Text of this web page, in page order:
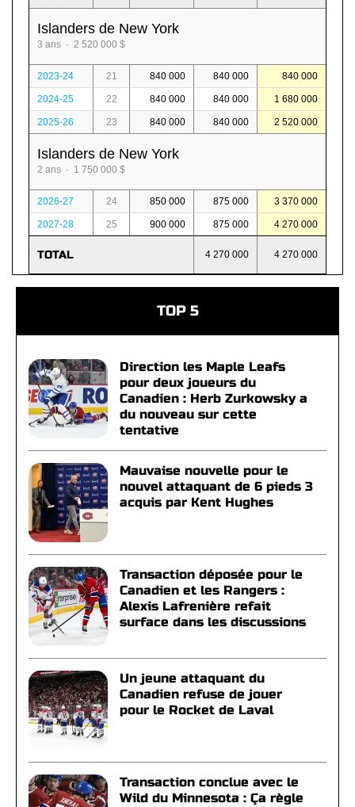
Islanders de New York
3 ans · 2 520 000 $
2023-24 21 840 000 840 000 840 000
2024-25 22 840 000 840 000 1 680 000
2025-26 23 840 000 840 000 2 520 000
Islanders de New York
2 ans · 1 750 000 $
2026-27 24 850 000 875 000 3 370 000
2027-28 25 900 000 875 000 4 270 000
TOTAL 4 270 000 4 270 000
TOP 5
Direction les Maple Leafs
pour deux joueurs du
Canadien : Herb Zurkowsky a
du nouveau sur cette
tentative
Mauvaise nouvelle pour le
nouvel attaquant de 6 pieds 3
acquis par Kent Hughes
Transaction déposée pour le
Canadien et les Rangers :
Alexis Lafrenière refait
surface dans les discussions
Un jeune attaquant du
Canadien refuse de jouer
pour le Rocket de Laval
Transaction conclue avec le
Wild du Minnesota : Ça règle